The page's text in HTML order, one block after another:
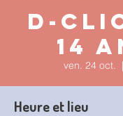
D-
14
ven. 24 oct.
  |
Heure et lieu